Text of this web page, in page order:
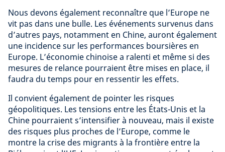
Nous devons également reconnaître que l’Europe ne
vit pas dans une bulle. Les événements survenus dans
d’autres pays, notamment en Chine, auront également
une incidence sur les performances boursières en
Europe. L’économie chinoise a ralenti et même si des
mesures de relance pourraient être mises en place, il
faudra du temps pour en ressentir les effets.
Il convient également de pointer les risques
géopolitiques. Les tensions entre les États-Unis et la
Chine pourraient s’intensifier à nouveau, mais il existe
des risques plus proches de l’Europe, comme le
montre la crise des migrants à la frontière entre la